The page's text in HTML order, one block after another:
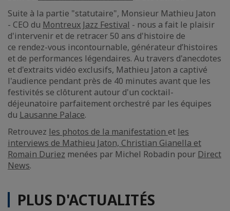
Suite à la partie "statutaire", Monsieur Mathieu Jaton
- CEO du Montreux Jazz Festival - nous a fait le plaisir
d'intervenir et de retracer 50 ans d'histoire de
ce rendez-vous incontournable, générateur d’histoires
et de performances légendaires. Au travers d'anecdotes
et d'extraits vidéo exclusifs, Mathieu Jaton a captivé
l'audience pendant près de 40 minutes avant que les
festivités se clôturent autour d'un cocktail-
déjeunatoire parfaitement orchestré par les équipes
du Lausanne Palace.
Retrouvez les photos de la manifestation et les
interviews de Mathieu Jaton, Christian Gianella et
Romain Duriez menées par Michel Robadin pour Direct
News.
PLUS D'ACTUALITÉS